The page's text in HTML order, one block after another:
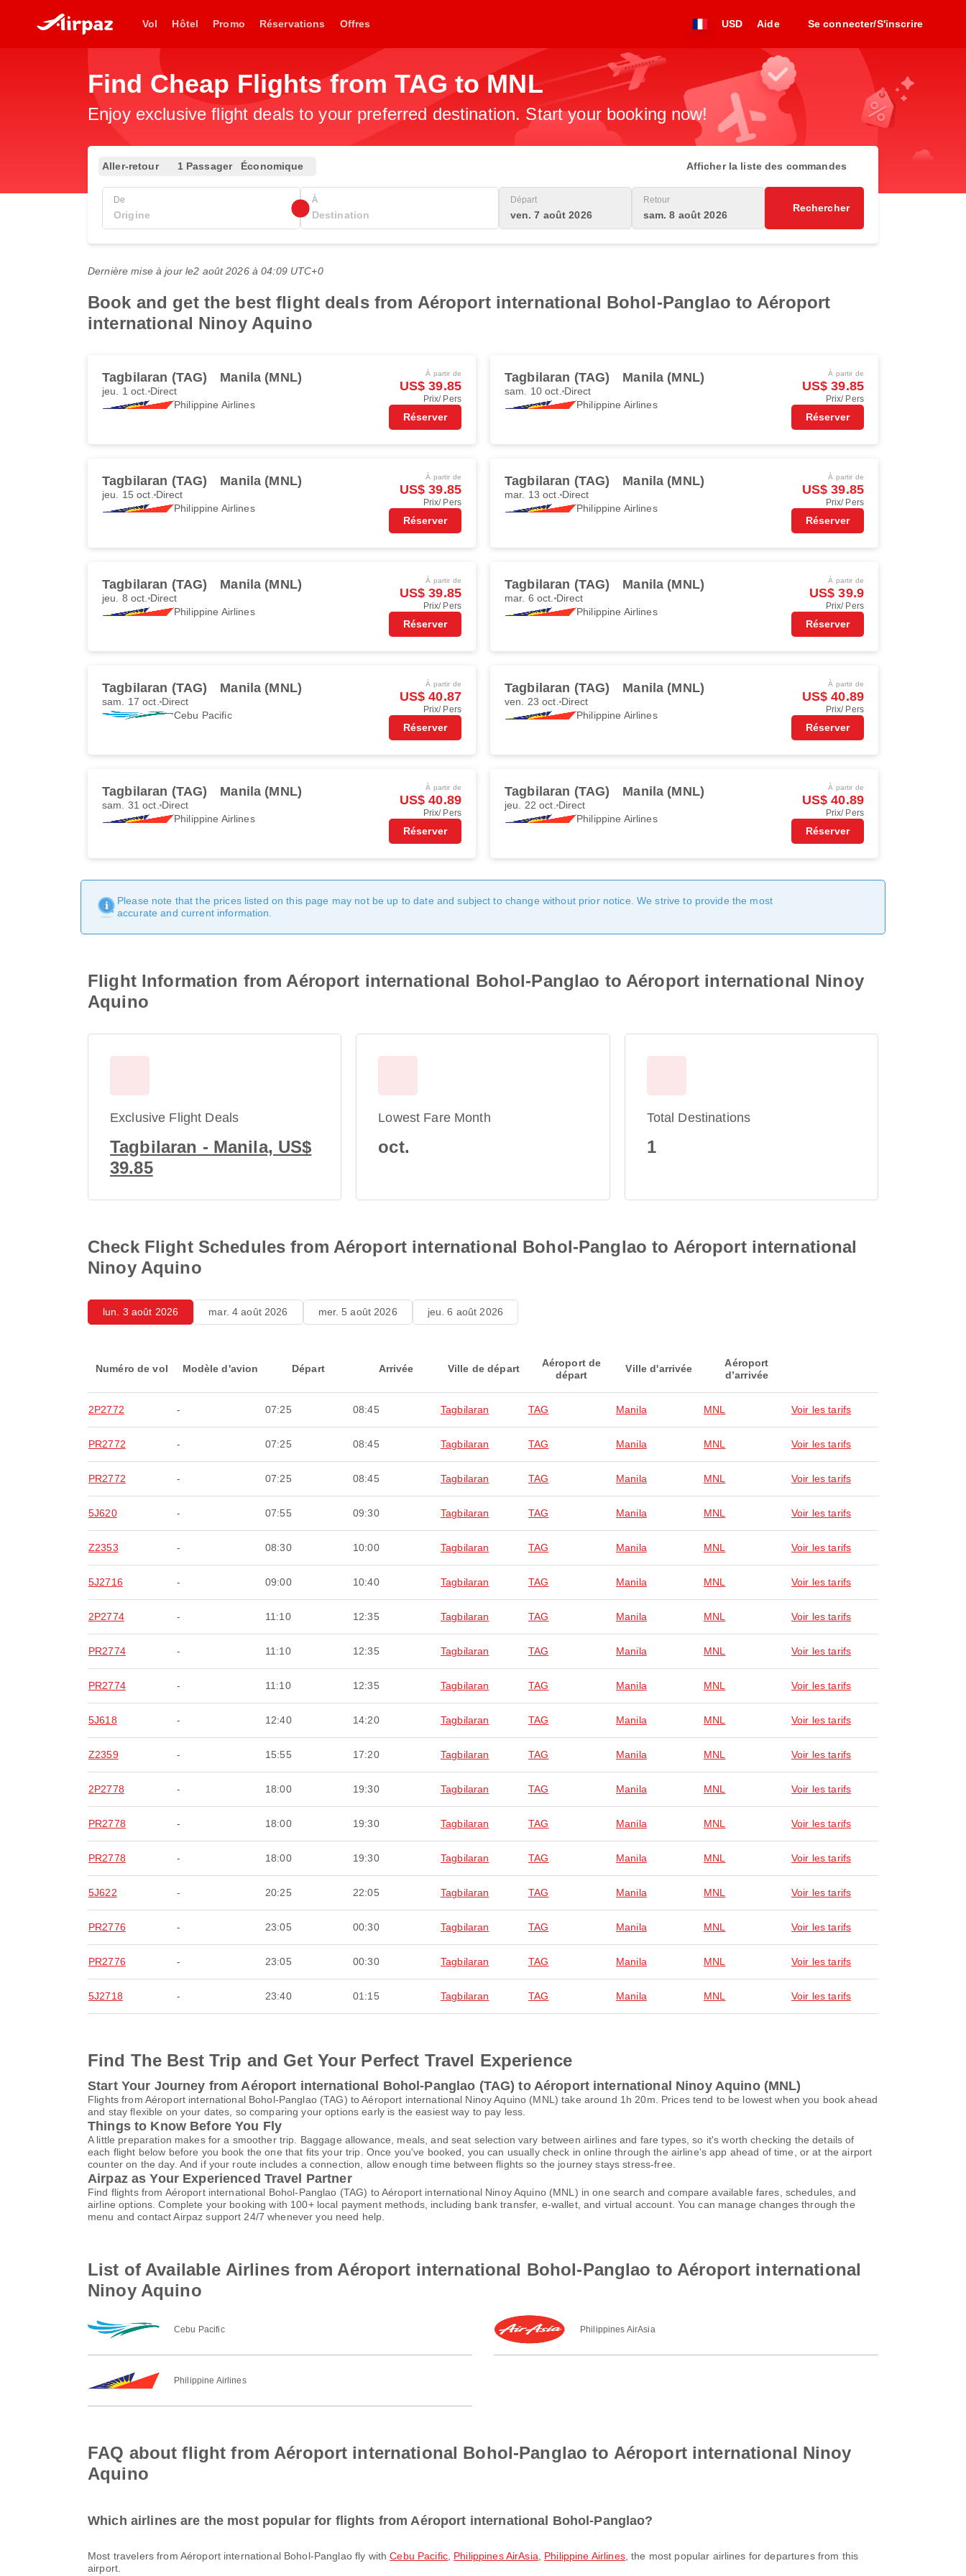
Vol Hôtel Promo Réservations Offres USD Aide Se connecter/S'inscrire
Find Cheap Flights from TAG to MNL
Enjoy exclusive flight deals to your preferred destination. Start your booking now!
Aller-retour 1 Passager Économique Afficher la liste des commandes
De À Départ
ven. 7 août 2026
Retour
sam. 8 août 2026
Rechercher
Dernière mise à jour le2 août 2026 à 04:09 UTC+0
Book and get the best flight deals from Aéroport international Bohol-Panglao to Aéroport
international Ninoy Aquino
Tagbilaran (TAG) Manila (MNL)
jeu. 1 oct. Direct
Philippine Airlines
À partir de
US$ 39.85
Prix/ Pers
Réserver
Tagbilaran (TAG) Manila (MNL)
sam. 10 oct. Direct
Philippine Airlines
À partir de
US$ 39.85
Prix/ Pers
Réserver
Tagbilaran (TAG) Manila (MNL)
jeu. 15 oct. Direct
Philippine Airlines
À partir de
US$ 39.85
Prix/ Pers
Réserver
Tagbilaran (TAG) Manila (MNL)
mar. 13 oct. Direct
Philippine Airlines
À partir de
US$ 39.85
Prix/ Pers
Réserver
Tagbilaran (TAG) Manila (MNL)
jeu. 8 oct. Direct
Philippine Airlines
À partir de
US$ 39.85
Prix/ Pers
Réserver
Tagbilaran (TAG) Manila (MNL)
mar. 6 oct. Direct
Philippine Airlines
À partir de
US$ 39.9
Prix/ Pers
Réserver
Tagbilaran (TAG) Manila (MNL)
sam. 17 oct. Direct
Cebu Pacific
À partir de
US$ 40.87
Prix/ Pers
Réserver
Tagbilaran (TAG) Manila (MNL)
ven. 23 oct. Direct
Philippine Airlines
À partir de
US$ 40.89
Prix/ Pers
Réserver
Tagbilaran (TAG) Manila (MNL)
sam. 31 oct. Direct
Philippine Airlines
À partir de
US$ 40.89
Prix/ Pers
Réserver
Tagbilaran (TAG) Manila (MNL)
jeu. 22 oct. Direct
Philippine Airlines
À partir de
US$ 40.89
Prix/ Pers
Réserver
Please note that the prices listed on this page may not be up to date and subject to change without prior notice. We strive to provide the most
accurate and current information.
Flight Information from Aéroport international Bohol-Panglao to Aéroport international Ninoy
Aquino
Exclusive Flight Deals
Tagbilaran - Manila, US$
39.85
Lowest Fare Month
oct.
Total Destinations
1
Check Flight Schedules from Aéroport international Bohol-Panglao to Aéroport international
Ninoy Aquino
lun. 3 août 2026 mar. 4 août 2026 mer. 5 août 2026 jeu. 6 août 2026
Numéro de vol Modèle d'avion Départ Arrivée Ville de départ
Aéroport de
départ
Ville d'arrivée
Aéroport
d’arrivée
2P2772 - 07:25 08:45 Tagbilaran TAG Manila MNL Voir les tarifs
PR2772 - 07:25 08:45 Tagbilaran TAG Manila MNL Voir les tarifs
PR2772 - 07:25 08:45 Tagbilaran TAG Manila MNL Voir les tarifs
5J620 - 07:55 09:30 Tagbilaran TAG Manila MNL Voir les tarifs
Z2353 - 08:30 10:00 Tagbilaran TAG Manila MNL Voir les tarifs
5J2716 - 09:00 10:40 Tagbilaran TAG Manila MNL Voir les tarifs
2P2774 - 11:10 12:35 Tagbilaran TAG Manila MNL Voir les tarifs
PR2774 - 11:10 12:35 Tagbilaran TAG Manila MNL Voir les tarifs
PR2774 - 11:10 12:35 Tagbilaran TAG Manila MNL Voir les tarifs
5J618 - 12:40 14:20 Tagbilaran TAG Manila MNL Voir les tarifs
Z2359 - 15:55 17:20 Tagbilaran TAG Manila MNL Voir les tarifs
2P2778 - 18:00 19:30 Tagbilaran TAG Manila MNL Voir les tarifs
PR2778 - 18:00 19:30 Tagbilaran TAG Manila MNL Voir les tarifs
PR2778 - 18:00 19:30 Tagbilaran TAG Manila MNL Voir les tarifs
5J622 - 20:25 22:05 Tagbilaran TAG Manila MNL Voir les tarifs
PR2776 - 23:05 00:30 Tagbilaran TAG Manila MNL Voir les tarifs
PR2776 - 23:05 00:30 Tagbilaran TAG Manila MNL Voir les tarifs
5J2718 - 23:40 01:15 Tagbilaran TAG Manila MNL Voir les tarifs
Find The Best Trip and Get Your Perfect Travel Experience
Start Your Journey from Aéroport international Bohol-Panglao (TAG) to Aéroport international Ninoy Aquino (MNL)
Flights from Aéroport international Bohol-Panglao (TAG) to Aéroport international Ninoy Aquino (MNL) take around 1h 20m. Prices tend to be lowest when you book ahead
and stay flexible on your dates, so comparing your options early is the easiest way to pay less.
Things to Know Before You Fly
A little preparation makes for a smoother trip. Baggage allowance, meals, and seat selection vary between airlines and fare types, so it's worth checking the details of
each flight below before you book the one that fits your trip. Once you've booked, you can usually check in online through the airline's app ahead of time, or at the airport
counter on the day. And if your route includes a connection, allow enough time between flights so the journey stays stress-free.
Airpaz as Your Experienced Travel Partner
Find flights from Aéroport international Bohol-Panglao (TAG) to Aéroport international Ninoy Aquino (MNL) in one search and compare available fares, schedules, and
airline options. Complete your booking with 100+ local payment methods, including bank transfer, e-wallet, and virtual account. You can manage changes through the
menu and contact Airpaz support 24/7 whenever you need help.
List of Available Airlines from Aéroport international Bohol-Panglao to Aéroport international
Ninoy Aquino
Cebu Pacific Philippines AirAsia
Philippine Airlines
FAQ about flight from Aéroport international Bohol-Panglao to Aéroport international Ninoy
Aquino
Which airlines are the most popular for flights from Aéroport international Bohol-Panglao?
Most travelers from Aéroport international Bohol-Panglao fly withCebu Pacific, Philippines AirAsia Philippine Airlines, the most popular airlines for departures from this
airport.